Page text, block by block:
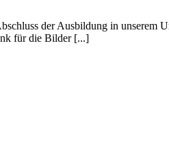
der Ausbildung in unserem
für die Bilder [...]